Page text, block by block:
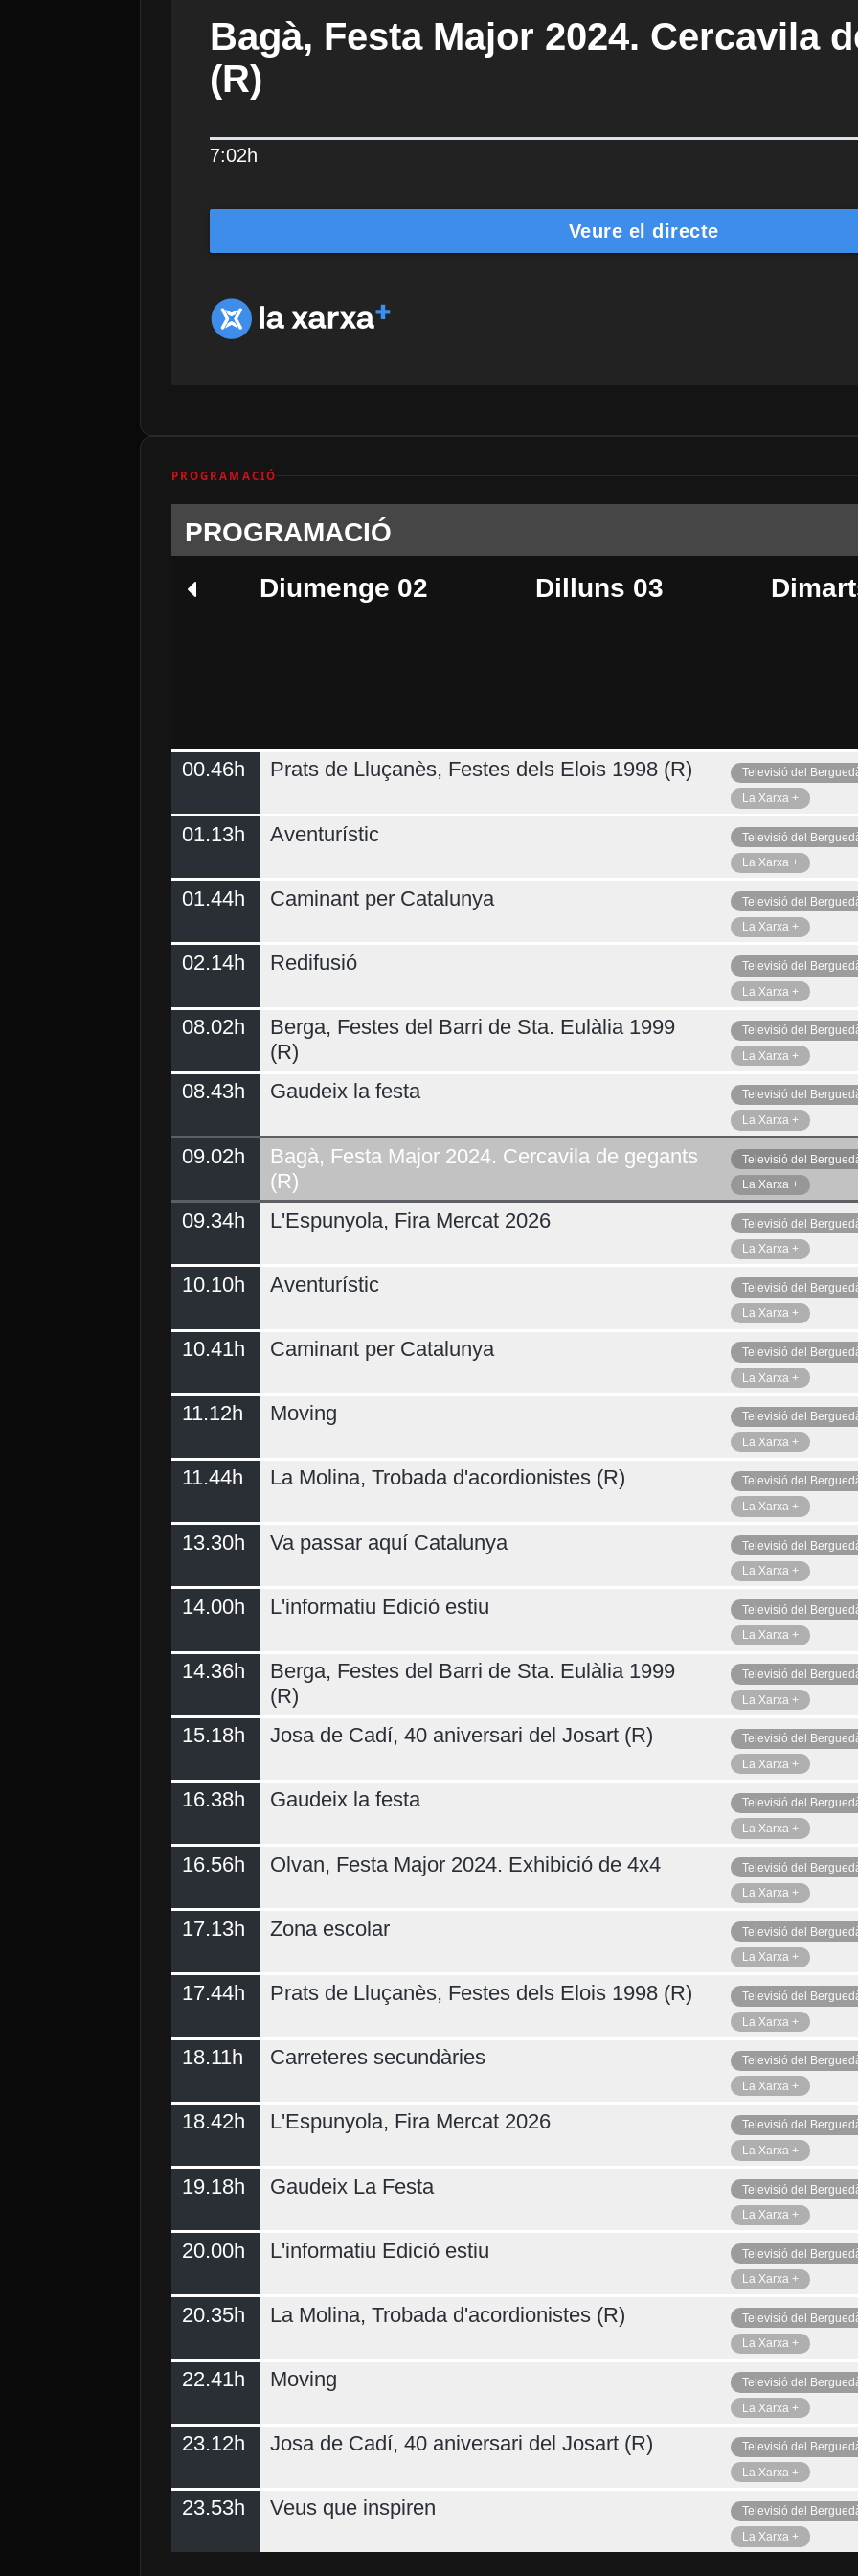
Bagà, Festa Major 2024. Cercavila
(R)
7:02h
Veure el directe
PROGRAMACIÓ
PROGRAMACIÓ
Diumenge 02
Dilluns 03
Dimecres 05 Dijous 06 Ahir
Demà
00.46h Prats de Lluçanès, Festes dels Elois 1998 (R)
Televisió del
La Xarxa +
01.13h Aventurístic
Televisió del
La Xarxa +
01.44h Caminant per Catalunya
Televisió del
La Xarxa +
02.14h Redifusió
Televisió del
La Xarxa +
08.02h
Berga, Festes del Barri de Sta. Eulàlia 1999
(R)
Televisió del
La Xarxa +
08.43h Gaudeix la festa
Televisió del
La Xarxa +
09.02h
Bagà, Festa Major 2024. Cercavila de gegants
(R)
Televisió del
La Xarxa +
09.34h L'Espunyola, Fira Mercat 2026
Televisió del
La Xarxa +
10.10h Aventurístic
Televisió del
La Xarxa +
10.41h Caminant per Catalunya
Televisió del
La Xarxa +
11.12h Moving
Televisió del
La Xarxa +
11.44h La Molina, Trobada d'acordionistes (R)
Televisió del
La Xarxa +
13.30h Va passar aquí Catalunya
Televisió del
La Xarxa +
14.00h L'informatiu Edició estiu
Televisió del
La Xarxa +
14.36h
Berga, Festes del Barri de Sta. Eulàlia 1999
(R)
Televisió del
La Xarxa +
15.18h Josa de Cadí, 40 aniversari del Josart (R)
Televisió del
La Xarxa +
16.38h Gaudeix la festa
Televisió del
La Xarxa +
16.56h Olvan, Festa Major 2024. Exhibició de 4x4
Televisió del
La Xarxa +
17.13h Zona escolar
Televisió del
La Xarxa +
17.44h Prats de Lluçanès, Festes dels Elois 1998 (R)
Televisió del
La Xarxa +
18.11h Carreteres secundàries
Televisió del
La Xarxa +
18.42h L'Espunyola, Fira Mercat 2026
Televisió del
La Xarxa +
19.18h Gaudeix La Festa
Televisió del
La Xarxa +
20.00h L'informatiu Edició estiu
Televisió del
La Xarxa +
20.35h La Molina, Trobada d'acordionistes (R)
Televisió del
La Xarxa +
22.41h Moving
Televisió del
La Xarxa +
23.12h Josa de Cadí, 40 aniversari del Josart (R)
Televisió del
La Xarxa +
23.53h Veus que inspiren
Televisió del
La Xarxa +